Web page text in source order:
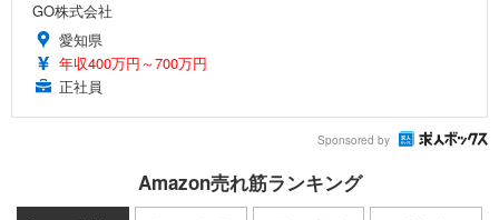
GO株式会社
愛知県
年収400万円～700万円
正社員
Sponsored by
Amazon売れ筋ランキング